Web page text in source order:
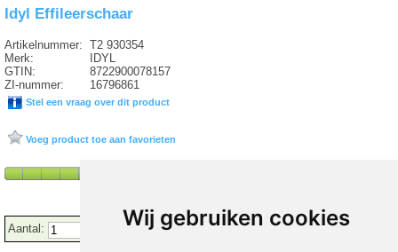
Wij gebruiken cookies
Idyl Effileerschaar
Artikelnummer:
Merk:
GTIN:
ZI-nummer:
T2 930354
IDYL
8722900078157
16796861
Stel een vraag over dit product
Voeg product toe aan favorieten
Aantal: